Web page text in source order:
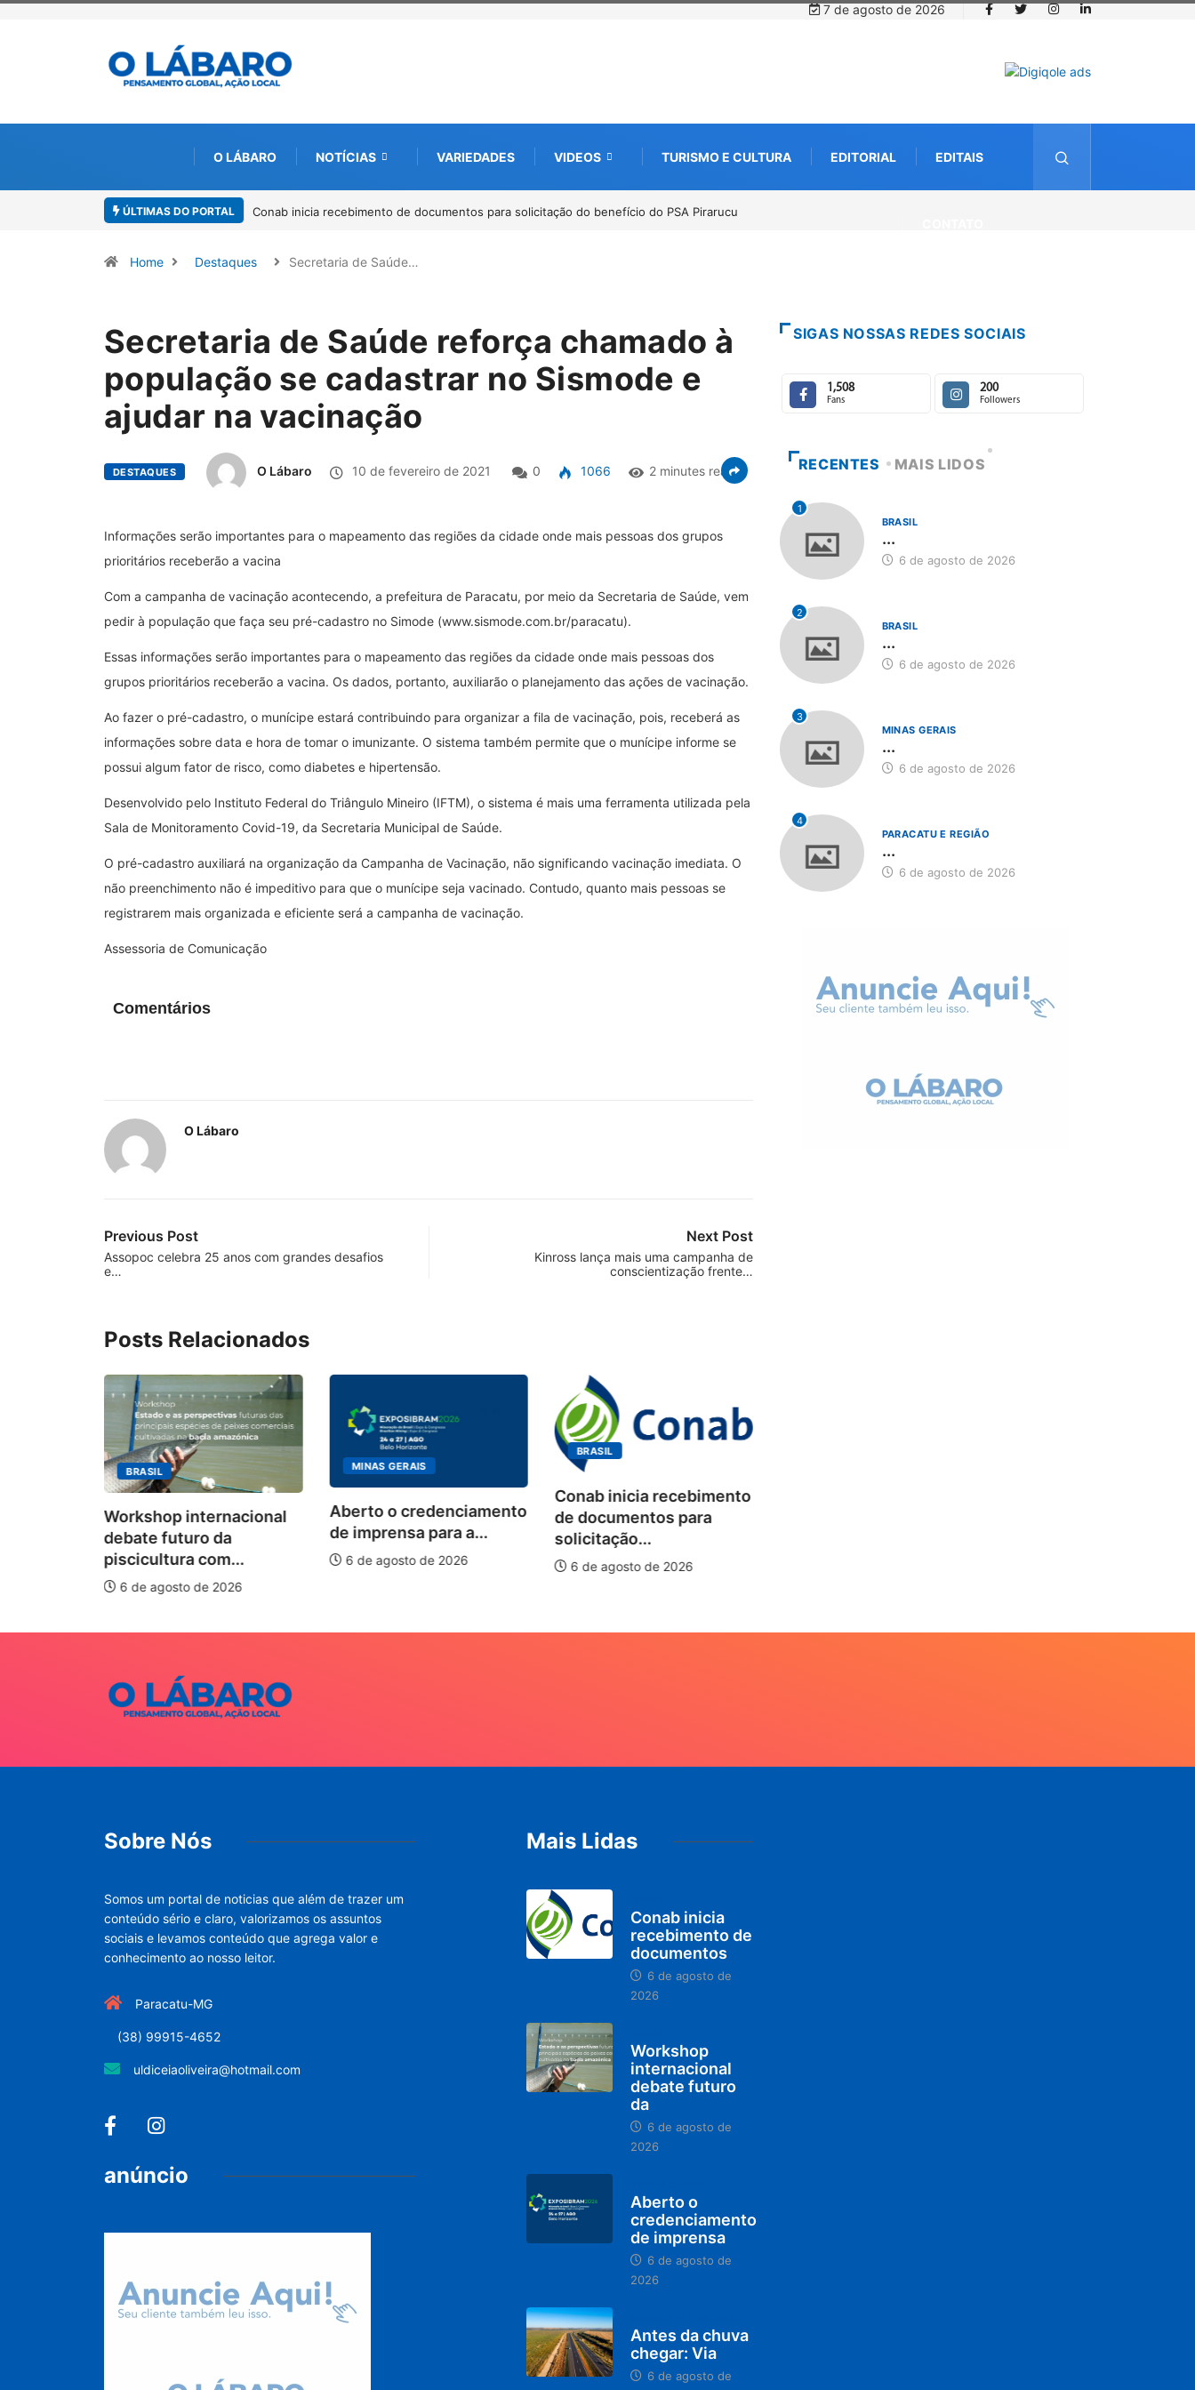
7 de agosto de 2026
O LÁBARO NOTÍCIAS VARIEDADES VIDEOS TURISMO E CULTURA EDITORIAL EDITAIS
ÚLTIMAS DO PORTAL Conab inicia recebimento de documentos para solicitação do benefício do PSA Pirarucu
Home Destaques Secretaria de Saúde…
Secretaria de Saúde reforça chamado à
população se cadastrar no Sismode e
ajudar na vacinação
DESTAQUES O Lábaro 10 de fevereiro de 2021 0 1066 2 minutes read
Informações serão importantes para o mapeamento das regiões da cidade onde mais pessoas dos grupos
prioritários receberão a vacina
Com a campanha de vacinação acontecendo, a prefeitura de Paracatu, por meio da Secretaria de Saúde, vem
pedir à população que faça seu pré-cadastro no Simode (www.sismode.com.br/paracatu).
Essas informações serão importantes para o mapeamento das regiões da cidade onde mais pessoas dos
grupos prioritários receberão a vacina. Os dados, portanto, auxiliarão o planejamento das ações de vacinação.
Ao fazer o pré-cadastro, o munícipe estará contribuindo para organizar a fila de vacinação, pois, receberá as
informações sobre data e hora de tomar o imunizante. O sistema também permite que o munícipe informe se
possui algum fator de risco, como diabetes e hipertensão.
Desenvolvido pelo Instituto Federal do Triângulo Mineiro (IFTM), o sistema é mais uma ferramenta utilizada pela
Sala de Monitoramento Covid-19, da Secretaria Municipal de Saúde.
O pré-cadastro auxiliará na organização da Campanha de Vacinação, não significando vacinação imediata. O
não preenchimento não é impeditivo para que o munícipe seja vacinado. Contudo, quanto mais pessoas se
registrarem mais organizada e eficiente será a campanha de vacinação.
Assessoria de Comunicação
Comentários
O Lábaro
Previous Post
Assopoc celebra 25 anos com grandes desafios
e…
Next Post
Kinross lança mais uma campanha de
conscientização frente…
Posts Relacionados
BRASIL
Workshop internacional
debate futuro da
piscicultura com...
6 de agosto de 2026
MINAS GERAIS
Aberto o credenciamento
de imprensa para a...
6 de agosto de 2026
BRASIL
Conab inicia recebimento
de documentos para
solicitação...
6 de agosto de 2026
SIGAS NOSSAS REDES SOCIAIS
1,508
Fans
200
Followers
RECENTES MAIS LIDOS
1
BRASIL
...
6 de agosto de 2026
2
BRASIL
...
6 de agosto de 2026
3
MINAS GERAIS
...
6 de agosto de 2026
4
PARACATU E REGIÃO
...
6 de agosto de 2026
Sobre Nós
Somos um portal de noticias que além de trazer um
conteúdo sério e claro, valorizamos os assuntos
sociais e levamos conteúdo que agrega valor e
conhecimento ao nosso leitor.
Paracatu-MG
(38) 99915-4652
uldiceiaoliveira@hotmail.com
anúncio
Mais Lidas
Conab inicia
recebimento de
documentos
6 de agosto de
2026
Workshop
internacional
debate futuro
da
6 de agosto de
2026
Aberto o
credenciamento
de imprensa
6 de agosto de
2026
Antes da chuva
chegar: Via
6 de agosto de